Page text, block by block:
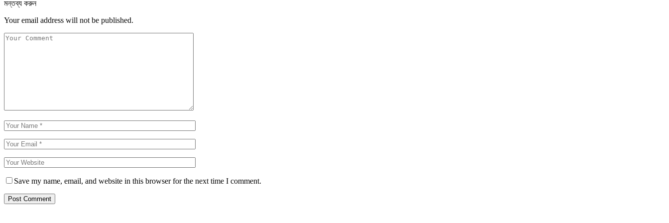
মন্তব্য করুন
Your email address will not be published.
Save my name, email, and website in this browser for the next time I comment.